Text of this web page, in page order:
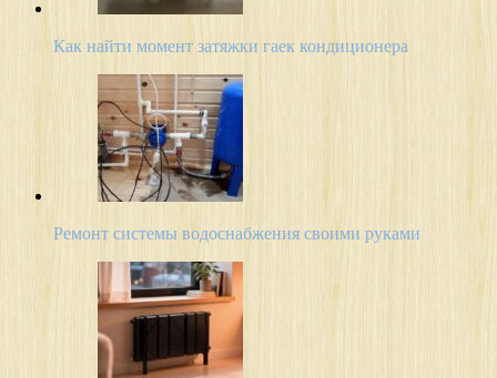
Как найти момент затяжки гаек кондиционера
Ремонт системы водоснабжения своими руками